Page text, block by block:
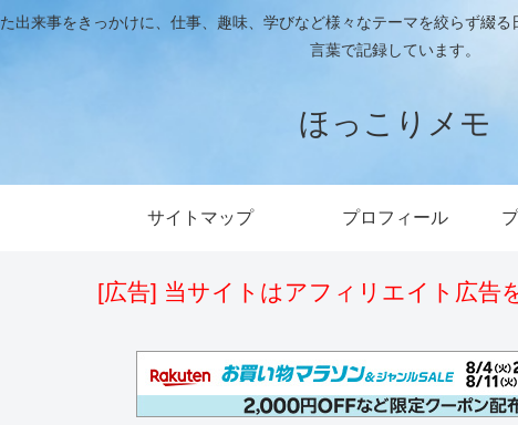
出来事をきっかけに、仕事、趣味、学びなど様々なテーマを絞らず綴
言葉で記録しています。
ほっこりメモ
サイトマップ プロフィール
[広告] 当サイトはアフィリエイト広告